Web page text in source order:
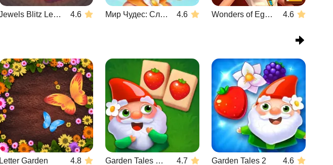
Jewels Blitz Legends 4.6 Мир Чудес: Слияние и Магия 4.6 Wonders of Egypt Match 2 4.6
Letter Garden 4.8 Garden Tales Mahjong 4.7 Garden Tales 2 4.6